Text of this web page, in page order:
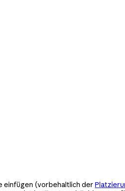
einfügen (vorbehaltlich der